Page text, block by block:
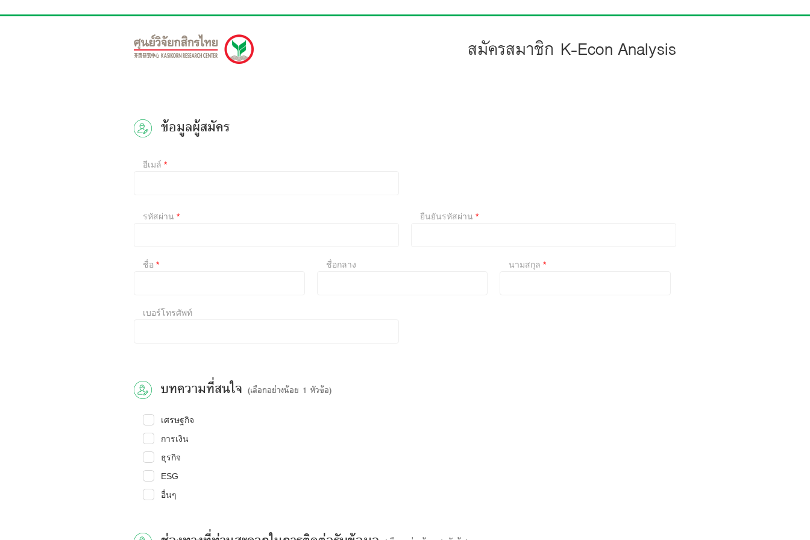
สมัครสมาชิก K-Econ Analysis
ข้อมูลผู้สมัคร
อีเมล์ *
รหัสผ่าน * ยืนยันรหัสผ่าน *
ชื่อ * ชื่อกลาง นามสกุล *
เบอร์โทรศัพท์
บทความที่สนใจ (เลือกอย่างน้อย 1 หัวข้อ)
เศรษฐกิจ
การเงิน
ธุรกิจ
ESG
อื่นๆ